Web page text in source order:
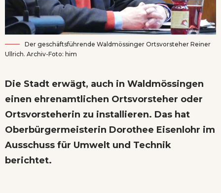
Der geschäftsführende Waldmössinger Ortsvorsteher Reiner
Ullrich. Archiv-Foto: him
Die Stadt erwägt, auch in Waldmössingen
einen ehrenamtlichen Ortsvorsteher oder
Ortsvorsteherin zu installieren. Das hat
Oberbürgermeisterin Dorothee Eisenlohr im
Ausschuss für Umwelt und Technik
berichtet.